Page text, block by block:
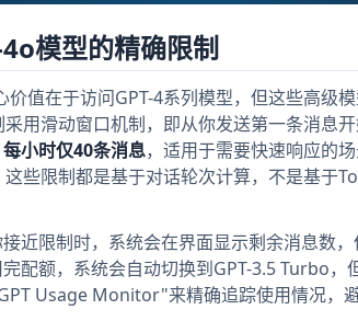
模型的精确限制
值在于访问GPT-4系列模型，但这些高级模
采用滑动窗口机制，即从你发送第一条消息
小时仅40条消息，适用于需要快速响应的
些限制都是基于对话轮次计算，不是基于
近限制时，系统会在界面显示剩余消息数
配额，系统会自动切换到GPT-3.5 Turbo
Usage Monitor"来精确追踪使用情况，